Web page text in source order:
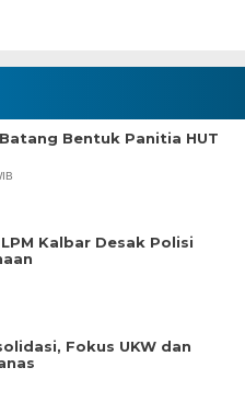
Bentuk Panitia HUT
Kalbar Desak Polisi
Fokus UKW dan